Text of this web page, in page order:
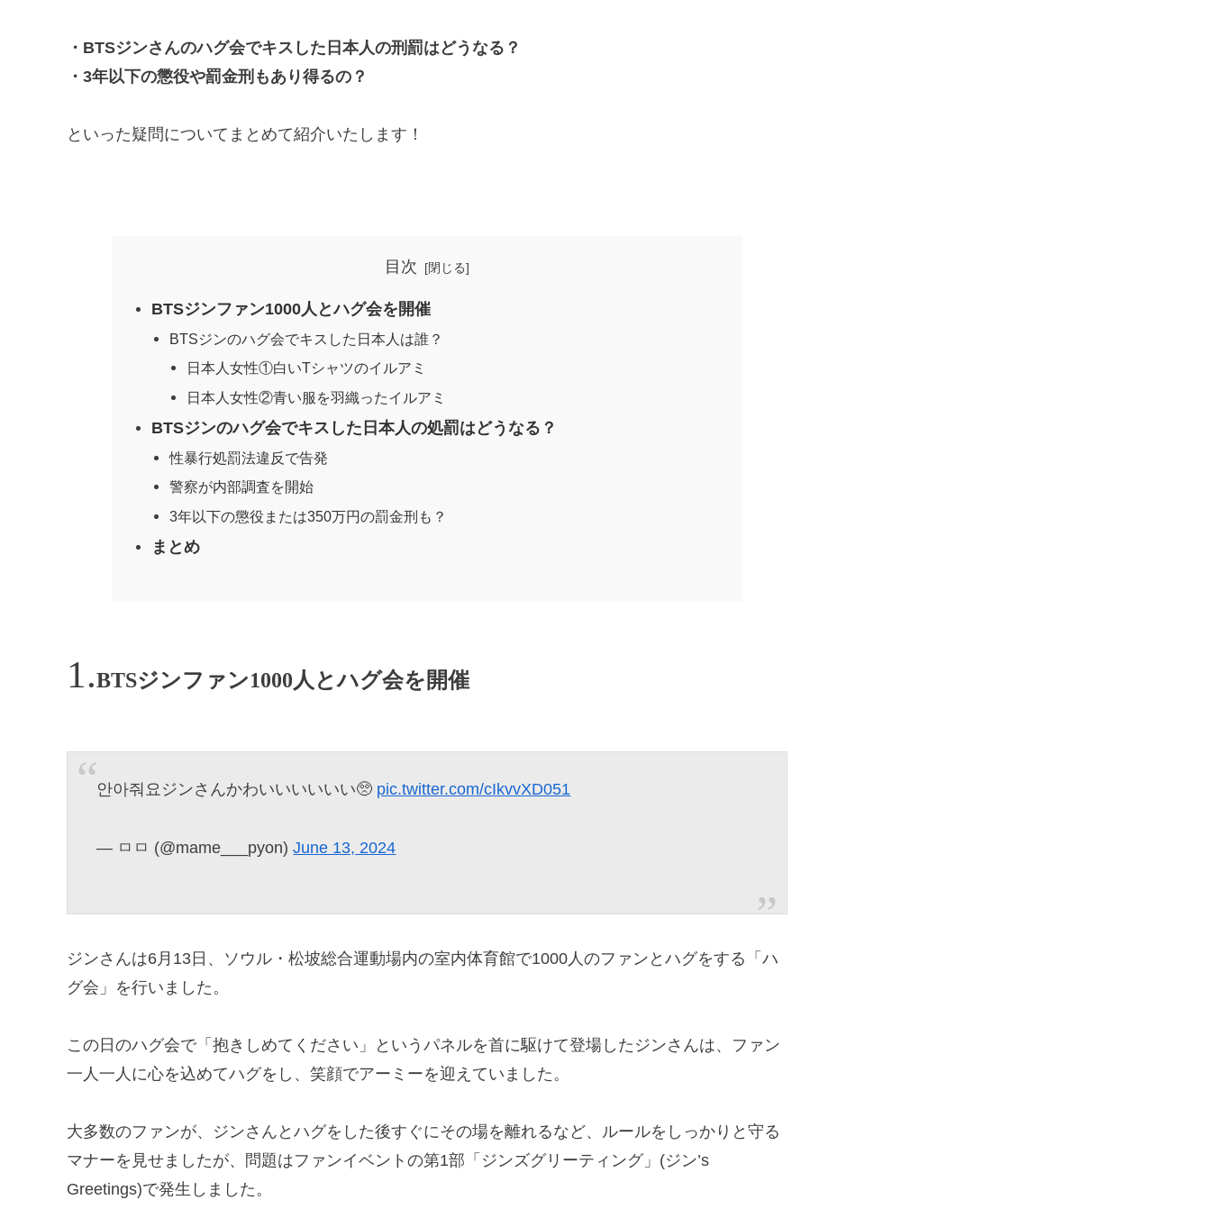
・BTSジンさんのハグ会でキスした日本人の刑罰はどうなる？
・3年以下の懲役や罰金刑もあり得るの？
といった疑問についてまとめて紹介いたします！
目次
BTSジンファン1000人とハグ会を開催
BTSジンのハグ会でキスした日本人は誰？
日本人女性①白いTシャツのイルアミ
日本人女性②青い服を羽織ったイルアミ
BTSジンのハグ会でキスした日本人の処罰はどうなる？
性暴行処罰法違反で告発
警察が内部調査を開始
3年以下の懲役または350万円の罰金刑も？
まとめ
BTSジンファン1000人とハグ会を開催
안아줘요ジンさんかわいいいいいい🥺 pic.twitter.com/cIkvvXD051
— ㅁㅁ (@mame___pyon)June 13, 2024
ジンさんは6月13日、ソウル・松坡総合運動場内の室内体育館で1000人のファンとハグをする「ハ
グ会」を行いました。
この日のハグ会で「抱きしめてください」というパネルを首に駆けて登場したジンさんは、ファン
一人一人に心を込めてハグをし、笑顔でアーミーを迎えていました。
大多数のファンが、ジンさんとハグをした後すぐにその場を離れるなど、ルールをしっかりと守る
マナーを見せましたが、問題はファンイベントの第1部「ジンズグリーティング」(ジン’s
Greetings)で発生しました。